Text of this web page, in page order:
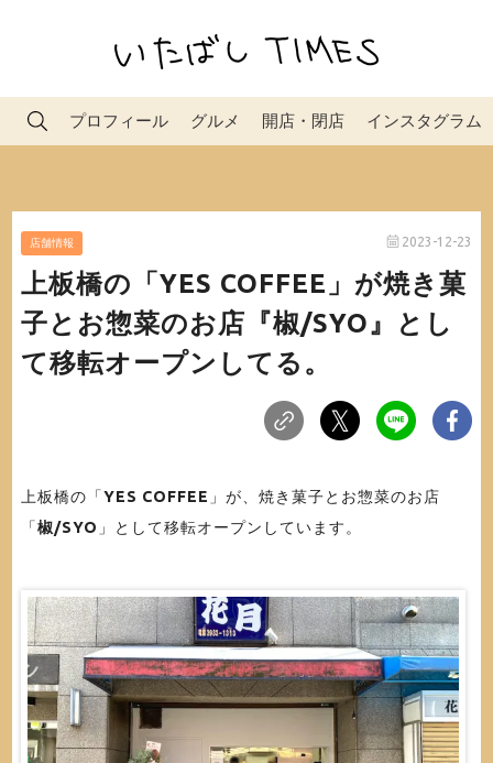
プロフィール グルメ 開店・閉店 インスタグラム
店舗情報 2023-12-23
上板橋の「YES COFFEE」が焼き菓
子とお惣菜のお店『椒/SYO』とし
て移転オープンしてる。
上板橋の「YES COFFEE 」が、焼き菓子とお惣菜のお店
「椒/SYO 」として移転オープンしています。